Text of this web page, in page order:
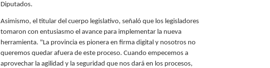
Diputados.
Asimismo, el titular del cuerpo legislativo, señaló que los legisladores
tomaron con entusiasmo el avance para implementar la nueva
herramienta. "La provincia es pionera en firma digital y nosotros no
queremos quedar afuera de este proceso. Cuando empecemos a
aprovechar la agilidad y la seguridad que nos dará en los procesos,